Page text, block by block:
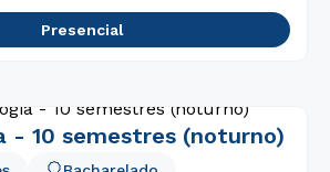
Presencial
- 10 semestres (noturno)